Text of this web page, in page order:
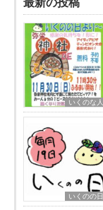
最新の投稿
いくのな人
いくのの日